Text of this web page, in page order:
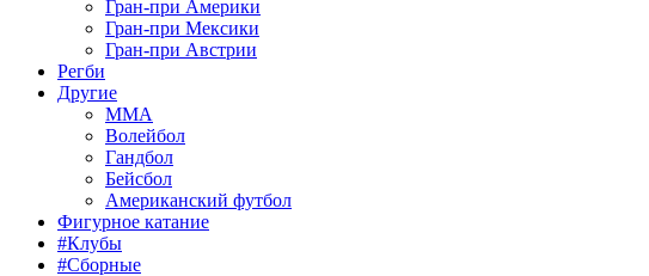
Гран-при Америки
Гран-при Мексики
Гран-при Австрии
Регби
Другие
MMA
Волейбол
Гандбол
Бейсбол
Американский футбол
Фигурное катание
#Клубы
#Сборные